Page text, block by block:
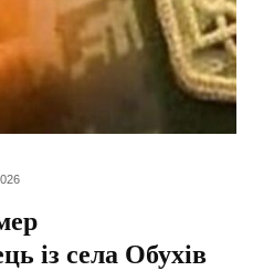
із села Обухів